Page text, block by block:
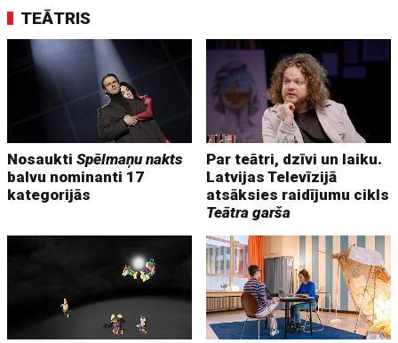
TEĀTRIS
NosauktiSpēlmaņu nakts
balvu nominanti 17
kategorijās
Par teātri, dzīvi un laiku.
Latvijas Televīzijā
atsāksies raidījumu cikls
Teātra garša